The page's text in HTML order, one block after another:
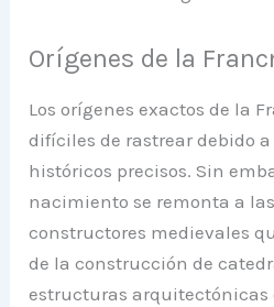
Orígenes de la
Los orígenes exactos de la
difíciles de rastrear debido
históricos precisos. Sin
nacimiento se remonta a
constructores medievales
de la construcción de
estructuras arquitectónicas